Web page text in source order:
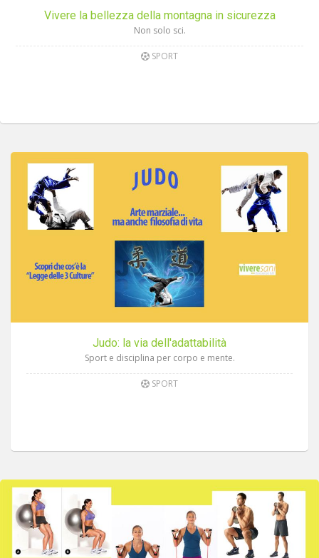
Vivere la bellezza della montagna in sicurezza
Non solo sci.
SPORT
Judo: la via dell'adattabilità
Sport e disciplina per corpo e mente.
SPORT